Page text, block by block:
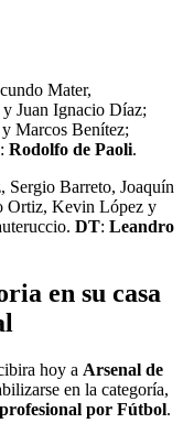
Mater,
Juan Ignacio Díaz;
Marcos Benítez;
: Rodolfo de Paoli.
Sergio Barreto, Joaquín
Ortiz, Kevin López y
DT: Leandro
en su casa
hoy a Arsenal de
en la categoría,
por Fútbol.